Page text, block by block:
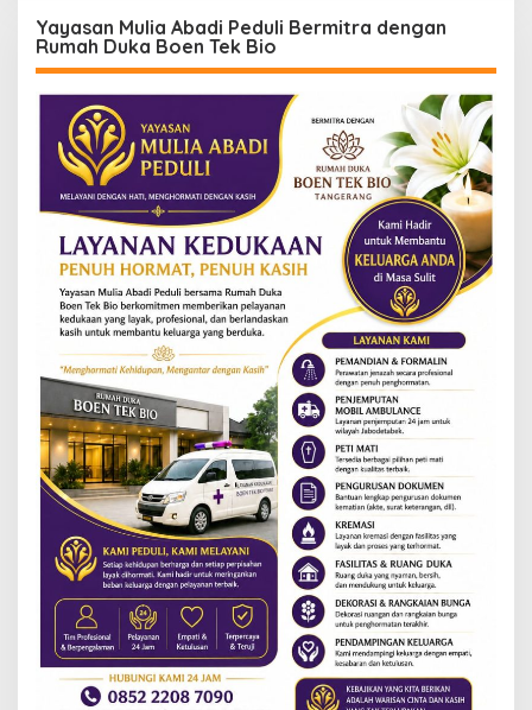
Yayasan Mulia Abadi Peduli Bermitra dengan
Rumah Duka Boen Tek Bio